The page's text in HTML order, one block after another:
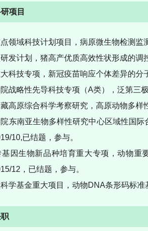
项目
领域科技计划项目，病原微生物检测监
发计划，猪高产优质高效性状形成的调
科技专项，新冠疫苗响应个体差异的分
战略性先导科技专项（A类），泛第三
高原综合科学考察研究，高原动物多样
东南亚生物多样性研究中心区域性国
10,已结题，参与。
因生物新品种培育重大专项，动物重
12，已结题，参与。
学基金重大项目，动物DNA条形码标